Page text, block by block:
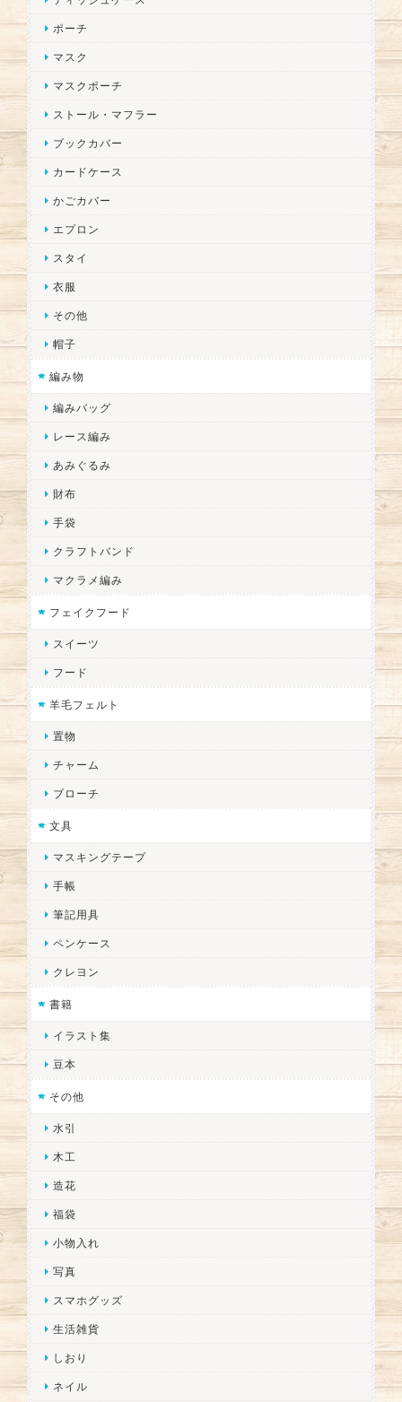
ポーチ
マスク
マスクポーチ
ストール・マフラー
ブックカバー
カードケース
かごカバー
エプロン
スタイ
衣服
その他
帽子
編み物
編みバッグ
レース編み
あみぐるみ
財布
手袋
クラフトバンド
マクラメ編み
フェイクフード
スイーツ
フード
羊毛フェルト
置物
チャーム
ブローチ
文具
マスキングテープ
手帳
筆記用具
ペンケース
クレヨン
書籍
イラスト集
豆本
その他
水引
木工
造花
福袋
小物入れ
写真
スマホグッズ
生活雑貨
しおり
ネイル